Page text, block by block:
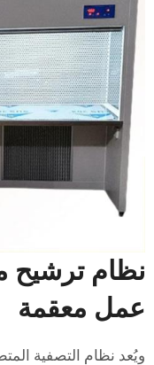
نظام ترشيح
عمل معقمة
ويُعد نظام التصفية